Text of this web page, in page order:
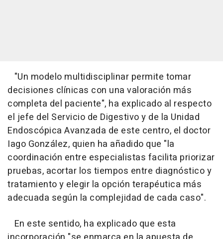
"Un modelo multidisciplinar permite tomar
decisiones clínicas con una valoración más
completa del paciente", ha explicado al respecto
el jefe del Servicio de Digestivo y de la Unidad
Endoscópica Avanzada de este centro, el doctor
Iago González, quien ha añadido que "la
coordinación entre especialistas facilita priorizar
pruebas, acortar los tiempos entre diagnóstico y
tratamiento y elegir la opción terapéutica más
adecuada según la complejidad de cada caso".
En este sentido, ha explicado que esta